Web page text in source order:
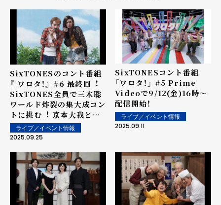
SixTONESのコント番組
『 ワロタ！』 #6 最終回︕
SixTONES全員で三⽊聡
ワールド炸裂の集⼤成コン
トに挑む︕ 京本⼤我と⽥
中樹のふたりは本⼈発案
で、オリジナル設定を追
ライブ／イベント情報
2025.09.25
SixTONESコント番組
「ワロタ！」 #5 Prime
Videoで9/12(金)16時〜
配信開始！
ライブ／イベント情報
2025.09.11